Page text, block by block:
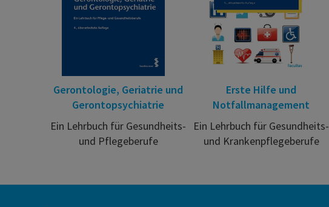
Gerontologie, Geriatrie und
Gerontopsychiatrie
Ein Lehrbuch für Gesundheits-
und Pflegeberufe
Erste Hilfe und
Notfallmanagement
Ein Lehrbuch für Gesundheits-
und Krankenpflegeberufe